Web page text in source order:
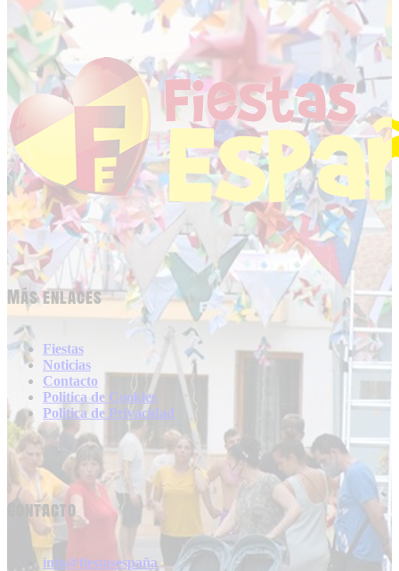
Más enlaces
Fiestas
Noticias
Contacto
Politica de Cookies
Politica de Privacidad
Contacto
info@fiestasespaña